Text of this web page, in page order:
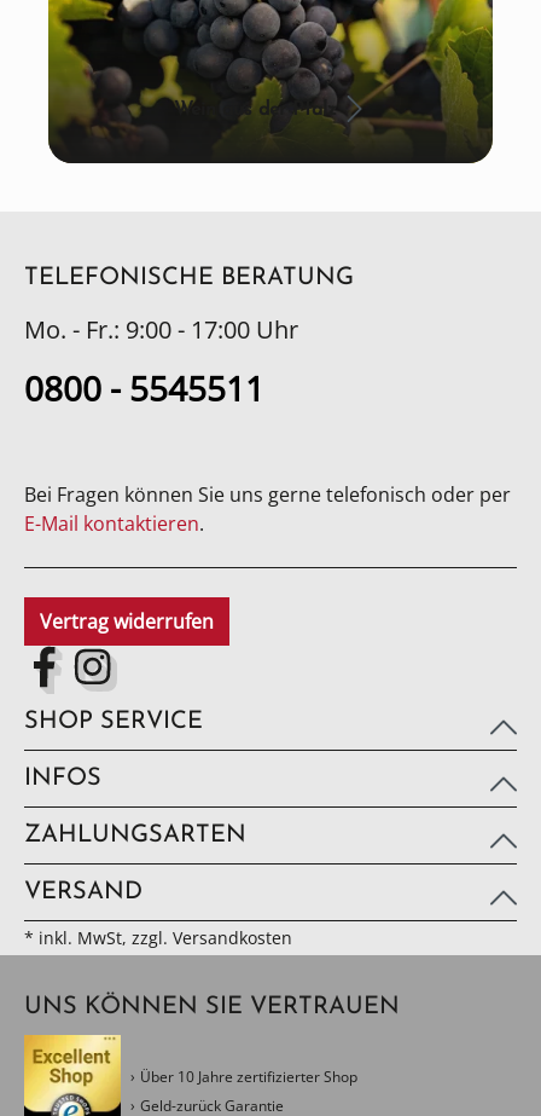
Wein aus der Pfalz
TELEFONISCHE BERATUNG
Mo. - Fr.: 9:00 - 17:00 Uhr
0800 - 5545511
Bei Fragen können Sie uns gerne telefonisch oder per
E-Mail kontaktieren.
Vertrag widerrufen
SHOP SERVICE
INFOS
ZAHLUNGSARTEN
VERSAND
* inkl. MwSt, zzgl. Versandkosten
UNS KÖNNEN SIE VERTRAUEN
Über 10 Jahre zertifizierter Shop
Geld-zurück Garantie